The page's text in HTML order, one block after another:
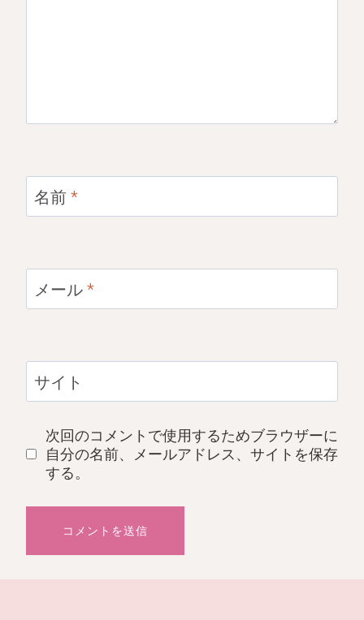
名前 *
メール *
サイト
次回のコメントで使用するためブラウザーに
自分の名前、メールアドレス、サイトを保存
する。